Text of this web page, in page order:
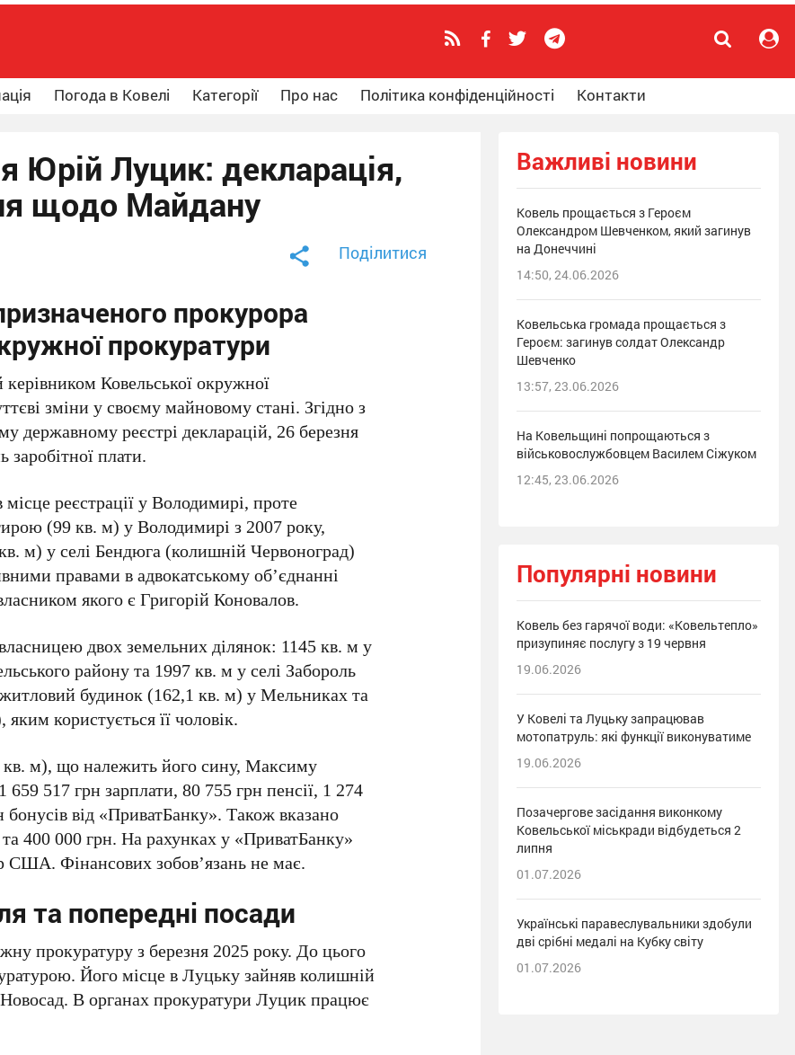
Погода в Ковелі Категорії Про нас Політика конфіденційності Контакти
Юрій Луцик: декларація,
щодо Майдану
Поділитися
прокурора
прокуратури
Ковельської окружної
зміни у своєму майновому стані. Згідно з
державному реєстрі декларацій, 26 березня
плати.
реєстрації у Володимирі, проте
(99 кв. м) у Володимирі з 2007 року,
м) у селі Бендюга (колишній Червоноград)
правами в адвокатському об’єднанні
якого є Григорій Коновалов.
двох земельних ділянок: 1145 кв. м у
району та 1997 кв. м у селі Забороль
будинок (162,1 кв. м) у Мельниках та
користується її чоловік.
м), що належить його сину, Максиму
659 517 грн зарплати, 80 755 грн пенсії, 1 274
від «ПриватБанку». Також вказано
400 000 грн. На рахунках у «ПриватБанку»
США. Фінансових зобов’язань не має.
та попередні посади
прокуратуру з березня 2025 року. До цього
Його місце в Луцьку зайняв колишній
В органах прокуратури Луцик працює
Важливі новини
Ковель прощається з Героєм
Олександром Шевченком, який загинув
на Донеччині
14:50, 24.06.2026
Ковельська громада прощається з
Героєм: загинув солдат Олександр
Шевченко
13:57, 23.06.2026
На Ковельщині попрощаються з
військовослужбовцем Василем Сіжуком
12:45, 23.06.2026
Популярні новини
Ковель без гарячої води: «Ковельтепло»
призупиняє послугу з 19 червня
19.06.2026
У Ковелі та Луцьку запрацював
мотопатруль: які функції виконуватиме
19.06.2026
Позачергове засідання виконкому
Ковельської міськради відбудеться 2
липня
01.07.2026
Українські паравеслувальники здобули
дві срібні медалі на Кубку світу
01.07.2026